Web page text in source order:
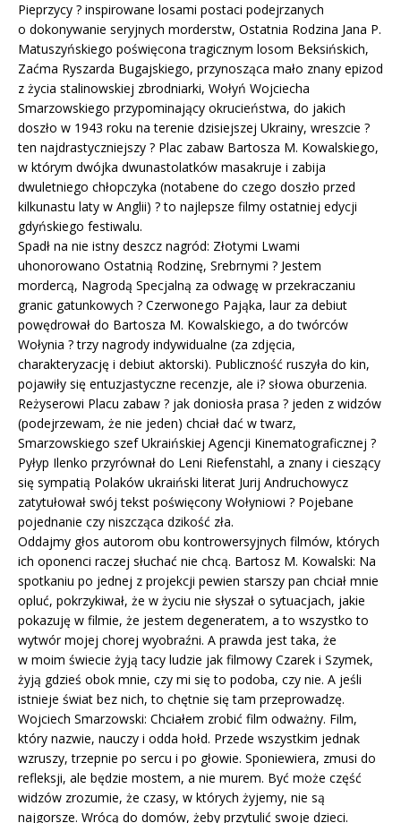
Pieprzycy ? inspirowane losami postaci podejrzanych
o dokonywanie seryjnych morderstw, Ostatnia Rodzina Jana P.
Matuszyńskiego poświęcona tragicznym losom Beksińskich,
Zaćma Ryszarda Bugajskiego, przynosząca mało znany epizod
z życia stalinowskiej zbrodniarki, Wołyń Wojciecha
Smarzowskiego przypominający okrucieństwa, do jakich
doszło w 1943 roku na terenie dzisiejszej Ukrainy, wreszcie ?
ten najdrastyczniejszy ? Plac zabaw Bartosza M. Kowalskiego,
w którym dwójka dwunastolatków masakruje i zabija
dwuletniego chłopczyka (notabene do czego doszło przed
kilkunastu laty w Anglii) ? to najlepsze filmy ostatniej edycji
gdyńskiego festiwalu.
Spadł na nie istny deszcz nagród: Złotymi Lwami
uhonorowano Ostatnią Rodzinę, Srebrnymi ? Jestem
mordercą, Nagrodą Specjalną za odwagę w przekraczaniu
granic gatunkowych ? Czerwonego Pająka, laur za debiut
powędrował do Bartosza M. Kowalskiego, a do twórców
Wołynia ? trzy nagrody indywidualne (za zdjęcia,
charakteryzację i debiut aktorski). Publiczność ruszyła do kin,
pojawiły się entuzjastyczne recenzje, ale i? słowa oburzenia.
Reżyserowi Placu zabaw ? jak doniosła prasa ? jeden z widzów
(podejrzewam, że nie jeden) chciał dać w twarz,
Smarzowskiego szef Ukraińskiej Agencji Kinematograficznej ?
Pyłyp Ilenko przyrównał do Leni Riefenstahl, a znany i cieszący
się sympatią Polaków ukraiński literat Jurij Andruchowycz
zatytułował swój tekst poświęcony Wołyniowi ? Pojebane
pojednanie czy niszcząca dzikość zła.
Oddajmy głos autorom obu kontrowersyjnych filmów, których
ich oponenci raczej słuchać nie chcą. Bartosz M. Kowalski: Na
spotkaniu po jednej z projekcji pewien starszy pan chciał mnie
opluć, pokrzykiwał, że w życiu nie słyszał o sytuacjach, jakie
pokazuję w filmie, że jestem degeneratem, a to wszystko to
wytwór mojej chorej wyobraźni. A prawda jest taka, że
w moim świecie żyją tacy ludzie jak filmowy Czarek i Szymek,
żyją gdzieś obok mnie, czy mi się to podoba, czy nie. A jeśli
istnieje świat bez nich, to chętnie się tam przeprowadzę.
Wojciech Smarzowski: Chciałem zrobić film odważny. Film,
który nazwie, nauczy i odda hołd. Przede wszystkim jednak
wzruszy, trzepnie po sercu i po głowie. Sponiewiera, zmusi do
refleksji, ale będzie mostem, a nie murem. Być może część
widzów zrozumie, że czasy, w których żyjemy, nie są
najgorsze. Wrócą do domów, żeby przytulić swoje dzieci.